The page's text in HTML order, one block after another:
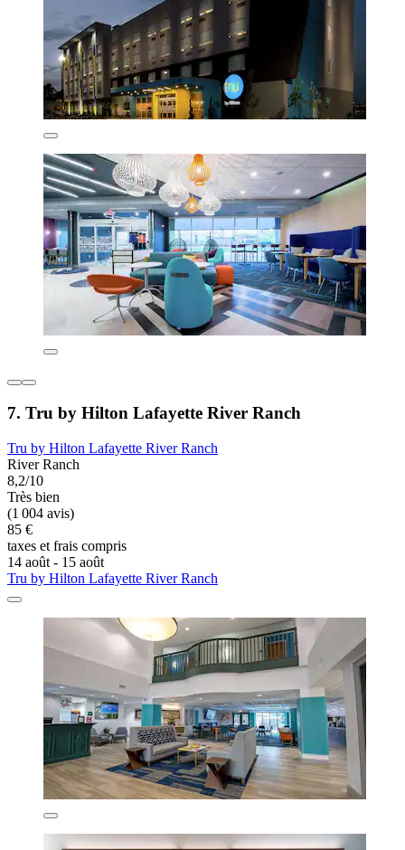
7. Tru by Hilton Lafayette River Ranch
Tru by Hilton Lafayette River Ranch
River Ranch
8,2/10
Très bien
(1 004 avis)
85 €
taxes et frais compris
14 août - 15 août
Tru by Hilton Lafayette River Ranch